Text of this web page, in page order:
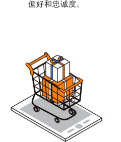
偏好和忠诚度。